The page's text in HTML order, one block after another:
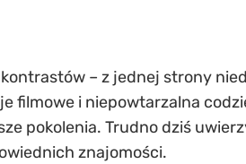
kontrastów – z jednej strony
filmowe i niepowtarzalna
pokolenia. Trudno dziś
znajomości.